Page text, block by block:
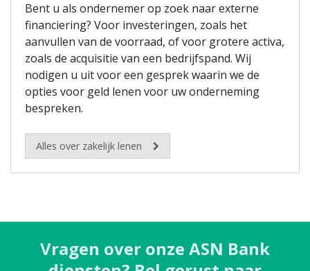
Bent u als ondernemer op zoek naar externe
financiering? Voor investeringen, zoals het
aanvullen van de voorraad, of voor grotere activa,
zoals de acquisitie van een bedrijfspand. Wij
nodigen u uit voor een gesprek waarin we de
opties voor geld lenen voor uw onderneming
bespreken.
Alles over zakelijk lenen
Vragen over onze ASN Bank